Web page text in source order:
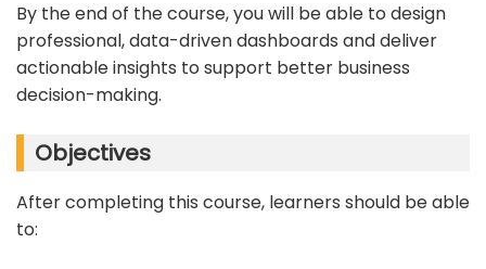
By the end of the course, you will be able to design
professional, data-driven dashboards and deliver
actionable insights to support better business
decision-making.
Objectives
After completing this course, learners should be able
to: